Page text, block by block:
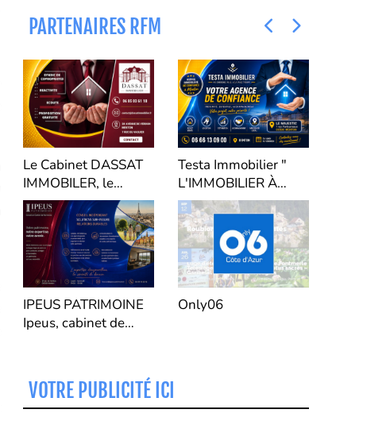
PARTENAIRES RFM
Le Cabinet DASSAT
IMMOBILER, le
nouveau Syndic de
Copropriété du
Bassin Mentonnais,
de la Vallée de al
Bevera et Vallée de la
Roya.
IPEUS PATRIMOINE
Ipeus, cabinet de
Testa Immobilier "
L'IMMOBILIER À
MENTON "
Only06
VOTRE PUBLICITÉ ICI